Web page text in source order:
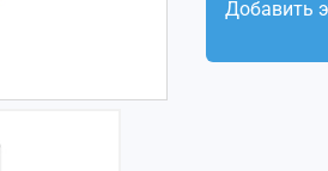
Добавить